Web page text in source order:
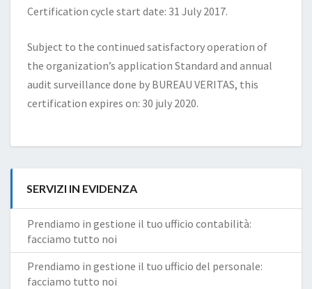
Certification cycle start date: 31 July 2017.
Subject to the continued satisfactory operation of
the organization’s application Standard and annual
audit surveillance done by BUREAU VERITAS, this
certification expires on: 30 july 2020.
SERVIZI IN EVIDENZA
Prendiamo in gestione il tuo ufficio contabilità:
facciamo tutto noi
Prendiamo in gestione il tuo ufficio del personale:
facciamo tutto noi